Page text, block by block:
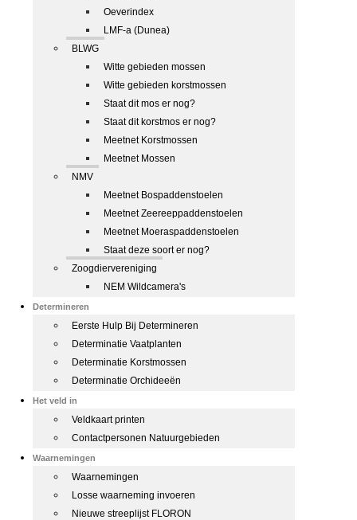
Oeverindex
LMF-a (Dunea)
BLWG
Witte gebieden mossen
Witte gebieden korstmossen
Staat dit mos er nog?
Staat dit korstmos er nog?
Meetnet Korstmossen
Meetnet Mossen
NMV
Meetnet Bospaddenstoelen
Meetnet Zeereeppaddenstoelen
Meetnet Moeraspaddenstoelen
Staat deze soort er nog?
Zoogdiervereniging
NEM Wildcamera's
Determineren
Eerste Hulp Bij Determineren
Determinatie Vaatplanten
Determinatie Korstmossen
Determinatie Orchideeën
Het veld in
Veldkaart printen
Contactpersonen Natuurgebieden
Waarnemingen
Waarnemingen
Losse waarneming invoeren
Nieuwe streeplijst FLORON